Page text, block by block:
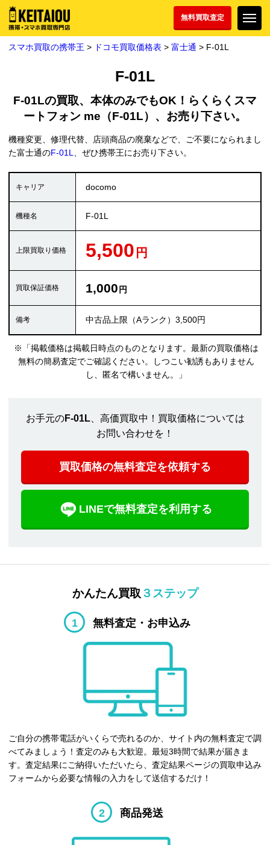
無料買取査定
スマホ買取の携帯王 > ドコモ買取価格表 > 富士通 > F-01L
F-01L
F-01Lの買取、本体のみでもOK！らくらくスマ
ートフォン me（F-01L）、お売り下さい。
機種変更、修理代替、店頭商品の廃棄などで、ご不要になられまし
た富士通のF-01L、ぜひ携帯王にお売り下さい。
docomo
F-01L
5,500
1,000
中古品上限（Aランク）3,500円
※「掲載価格は掲載日時点のものとなります。最新の買取価格は
無料の簡易査定でご確認ください。しつこい勧誘もありません
し、匿名で構いません。」
お手元のF-01L、高価買取中！買取価格については
お問い合わせを！
買取価格の無料査定を依頼する
LINEで無料査定を利用する
かんたん買取 ３ステップ
1 無料査定・お申込み
ご自分の携帯電話がいくらで売れるのか、サイト内の無料査定で調
べてみましょう！査定のみも大歓迎。最短3時間で結果が届きま
す。査定結果にご納得いただいたら、査定結果ページの買取申込み
フォームから必要な情報の入力をして送信するだけ！
2 商品発送